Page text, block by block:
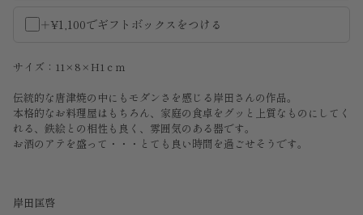
＋¥1,100でギフトボックスをつける
サイズ：11×8×H1ｃｍ
伝統的な唐津焼の中にもモダンさを感じる岸田さんの作品。
本格的なお料理屋はもちろん、家庭の食卓をグッと上質なものにしてく
れる、鉄絵との相性も良く、雰囲気のある器です。
お酒のアテを盛って・・・とても良い時間を過ごせそうです。
岸田匡啓